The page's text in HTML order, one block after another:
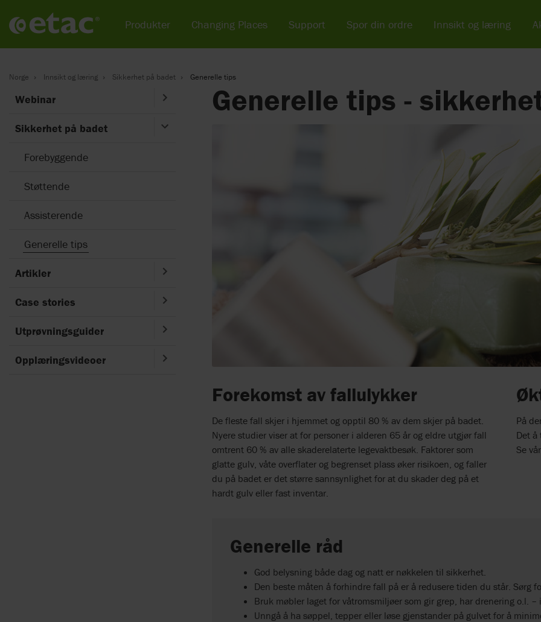
Norge Innsikt og læring Sikkerhet på badet Generelle tips
Webinar
Sikkerhet på badet
Forebyggende
Støttende
Assisterende
Generelle tips
Artikler
Case stories
Utprøvningsguider
Opplæringsvideoer
Generelle tips -
Forekomst av fallulykker
De fleste fall skjer i hjemmet og opptil 80 % av dem skjer på badet.
Nyere studier viser at for personer i alderen 65 år og eldre utgjør fall
omtrent 60 % av alle skaderelaterte legevaktbesøk. Faktorer som
glatte gulv, våte overflater og begrenset plass øker risikoen, og faller
du på badet er det større sannsynlighet for at du skader deg på et
hardt gulv eller fast inventar.
På
Det å
Se
Generelle råd
God belysning både dag og natt er nøkkelen til sikkerhet.
Den beste måten å forhindre fall på er å redusere tiden du står. Sørg
Bruk møbler laget for våtromsmiljøer som gir grep, har drenering o.l. –
Unngå å ha søppel, tepper eller løse gjenstander på gulvet for å
Produkter Changing Places Support Spor din ordre Innsikt og læring